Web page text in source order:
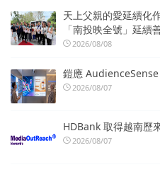
天上父親的愛延續化
「南投映全號」延續
2026/08/08
鎧應
2026/08/07
HDBank 取得越南歷
2026/08/07